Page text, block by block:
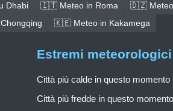
Dhabi 🇮🇹 Meteo in Roma
🇩🇿 Meteo
🇰🇪 Meteo in Kakamega
Estremi meteorologici
Città più calde in questo momento
Città più fredde in questo momento